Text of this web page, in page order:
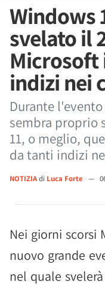
Windows
svelato il
Microsoft
indizi nei
Durante
sembra proprio
11, o meglio,
da tanti indizi
NOTIZIAdi Luca Forte —
Nei giorni scorsi
nuovo grande
nel quale